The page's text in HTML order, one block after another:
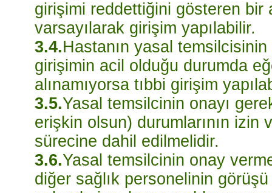
girişimi reddettiğini gösteren bir
varsayılarak girişim yapılabilir.
3.4.Hastanın yasal
girişimin acil olduğu durumda
alınamıyorsa tıbbi girişim
3.5.Yasal temsilcinin onayı
erişkin olsun) durumlarının
sürecine dahil edilmelidir.
3.6.Yasal temsilcinin onay
diğer sağlık personelinin